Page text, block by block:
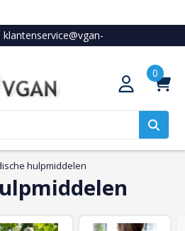
klantenservice@vgan-
hulpmiddelen